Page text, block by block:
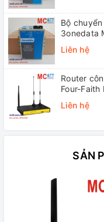
Bộ
3onedata
Liên hệ
Router
Four-Faith
Liên hệ
SẢN